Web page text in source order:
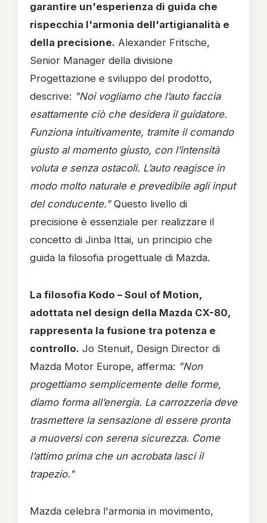
garantire un'esperienza di guida che
rispecchia l'armonia dell'artigianalità e
della precisione. Alexander Fritsche,
Senior Manager della divisione
Progettazione e sviluppo del prodotto,
descrive: "Noi vogliamo che l’auto faccia
esattamente ciò che desidera il guidatore.
Funziona intuitivamente, tramite il comando
giusto al momento giusto, con l’intensità
voluta e senza ostacoli. L’auto reagisce in
modo molto naturale e prevedibile agli input
del conducente."Questo livello di
precisione è essenziale per realizzare il
concetto di Jinba Ittai, un principio che
guida la filosofia progettuale di Mazda.
La filosofia Kodo – Soul of Motion,
adottata nel design della Mazda CX-80,
rappresenta la fusione tra potenza e
controllo. Jo Stenuit, Design Director di
Mazda Motor Europe, afferma: "Non
progettiamo semplicemente delle forme,
diamo forma all’energia. La carrozzeria deve
trasmettere la sensazione di essere pronta
a muoversi con serena sicurezza. Come
l’attimo prima che un acrobata lasci il
trapezio."
Mazda celebra l'armonia in movimento,